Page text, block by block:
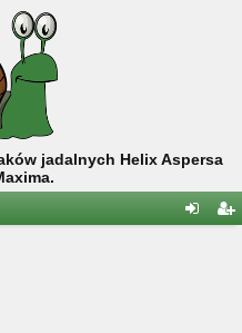
jadalnych Helix Aspersa